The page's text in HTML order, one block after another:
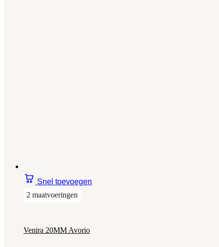
Snel toevoegen
2 maatvoeringen
Venira 20MM Avorio